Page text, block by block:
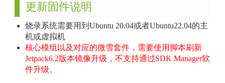
更新固件说明
烧录系统需要用到Ubuntu 20.04或者Ubuntu22.04的主
机或虚拟机
核心模组以及对应的微雪套件，需要使用脚本刷新
Jetpack6.2版本镜像升级，不支持通过SDK Manager软
件升级。